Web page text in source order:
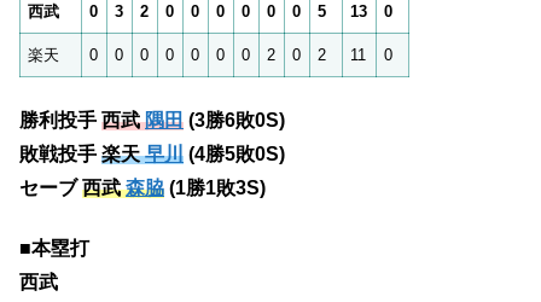
西武 0 3 2 0 0 0 0 0 0 5 13 0
楽天 0 0 0 0 0 0 0 2 0 2 11 0
勝利投手 西武隅田 (3勝6敗0S)
敗戦投手 楽天早川 (4勝5敗0S)
セーブ西武森脇 (1勝1敗3S)
■本塁打
西武